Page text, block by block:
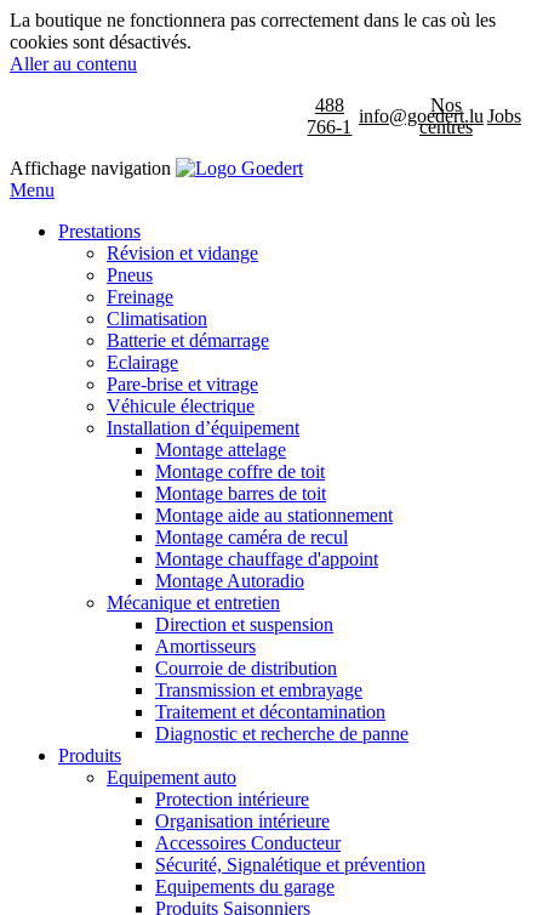
La boutique ne fonctionnera pas correctement dans le cas où les
cookies sont désactivés.
Aller au contenu
488
766-1
info@goedert.lu
Nos
centres
Jobs
Affichage navigation
Menu
Prestations
Révision et vidange
Pneus
Freinage
Climatisation
Batterie et démarrage
Eclairage
Pare-brise et vitrage
Véhicule électrique
Installation d’équipement
Montage attelage
Montage coffre de toit
Montage barres de toit
Montage aide au stationnement
Montage caméra de recul
Montage chauffage d'appoint
Montage Autoradio
Mécanique et entretien
Direction et suspension
Amortisseurs
Courroie de distribution
Transmission et embrayage
Traitement et décontamination
Diagnostic et recherche de panne
Produits
Equipement auto
Protection intérieure
Organisation intérieure
Accessoires Conducteur
Sécurité, Signalétique et prévention
Equipements du garage
Produits Saisonniers